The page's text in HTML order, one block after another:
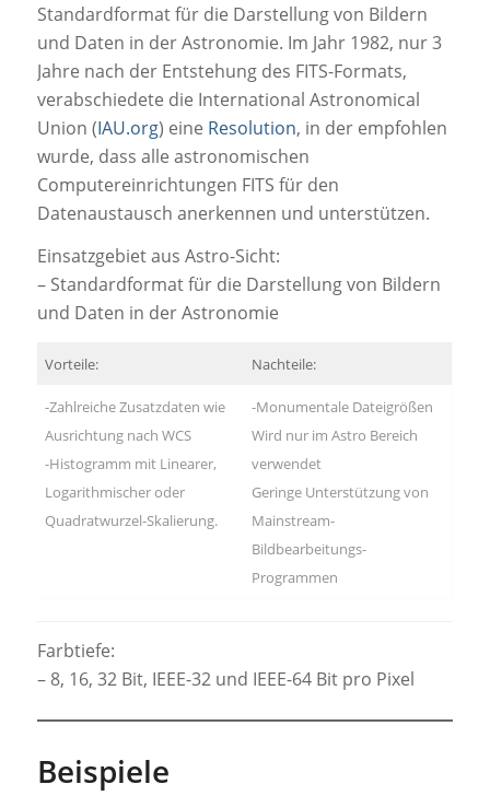
Standardformat für die Darstellung von Bildern
und Daten in der Astronomie. Im Jahr 1982, nur 3
Jahre nach der Entstehung des FITS-Formats,
verabschiedete die International Astronomical
Union (IAU.org) eine Resolution, in der empfohlen
wurde, dass alle astronomischen
Computereinrichtungen FITS für den
Datenaustausch anerkennen und unterstützen.
Einsatzgebiet aus Astro-Sicht:
– Standardformat für die Darstellung von Bildern
und Daten in der Astronomie
Vorteile: Nachteile:
-Zahlreiche Zusatzdaten wie
Ausrichtung nach WCS
-Histogramm mit Linearer,
Logarithmischer oder
Quadratwurzel-Skalierung.
-Monumentale Dateigrößen
Wird nur im Astro Bereich
verwendet
Geringe Unterstützung von
Mainstream-
Bildbearbeitungs-
Programmen
Farbtiefe:
– 8, 16, 32 Bit, IEEE-32 und IEEE-64 Bit pro Pixel
Beispiele